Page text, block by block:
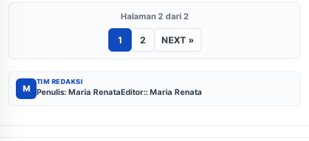
Halaman 2 dari 2
1 2 NEXT »
M
TIM REDAKSI
Penulis: Maria RenataEditor:: Maria Renata